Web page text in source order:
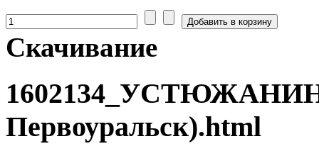
Скачивание
1602134_УСТЮЖАНИН
Первоуральск).html